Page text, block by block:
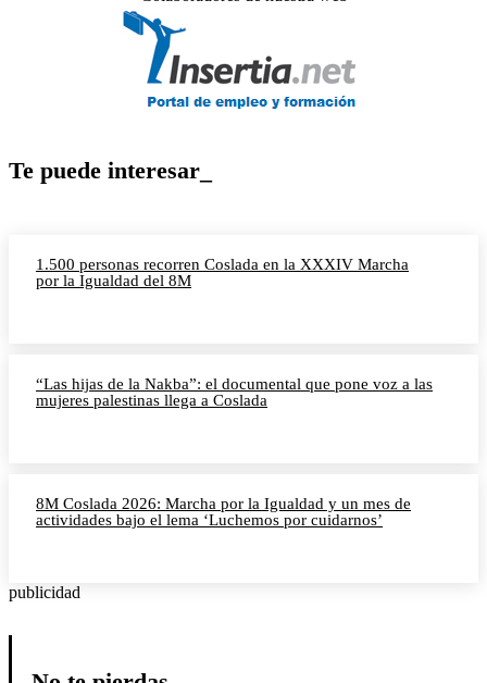
Te puede interesar_
1.500 personas recorren Coslada en la XXXIV Marcha
por la Igualdad del 8M
“Las hijas de la Nakba”: el documental que pone voz a las
mujeres palestinas llega a Coslada
8M Coslada 2026: Marcha por la Igualdad y un mes de
actividades bajo el lema ‘Luchemos por cuidarnos’
publicidad